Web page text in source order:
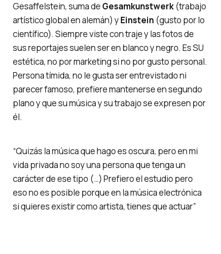
Gesaffelstein, suma de Gesamkunstwerk(trabajo
artístico global en alemán) yEinstein(gusto por lo
científico). Siempre viste con traje y las fotos de
sus reportajes suelen ser en blanco y negro. Es SU
estética, no por marketing si no por gusto personal.
Persona tímida, no le gusta ser entrevistado ni
parecer famoso, prefiere mantenerse en segundo
plano y que su música y su trabajo se expresen por
él.
“Quizás la música que hago es oscura, pero en mi
vida privada no soy una persona que tenga un
carácter de ese tipo (…) Prefiero el estudio pero
eso no es posible porque en la música electrónica
si quieres existir como artista, tienes que actuar”